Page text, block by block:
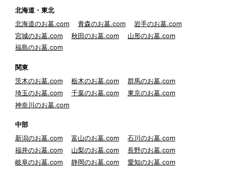
北海道・東北
北海道のお墓.com
青森のお墓.com
岩手のお墓.com
宮城のお墓.com
秋田のお墓.com
山形のお墓.com
福島のお墓.com
関東
茨木のお墓.com
栃木のお墓.com
群馬のお墓.com
埼玉のお墓.com
千葉のお墓.com
東京のお墓.com
神奈川のお墓.com
中部
新潟のお墓.com
富山のお墓.com
石川のお墓.com
福井のお墓.com
山梨のお墓.com
長野のお墓.com
岐阜のお墓.com
静岡のお墓.com
愛知のお墓.com